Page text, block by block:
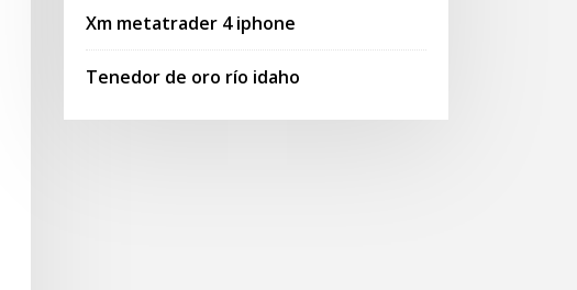
Xm metatrader 4 iphone
Tenedor de oro río idaho